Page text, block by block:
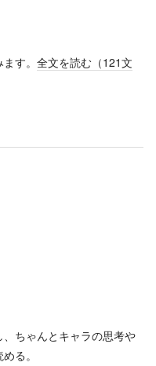
す。 全文を読む（121文
ちゃんとキャラの思考や
る。